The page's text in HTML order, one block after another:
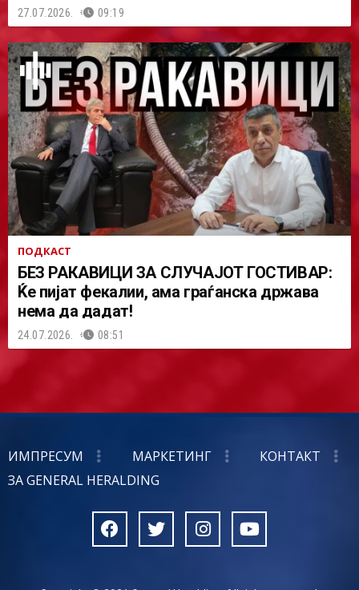
27.07.2026. 09:19
ПОДКАСТ
БЕЗ РАКАВИЦИ ЗА СЛУЧАЈОТ ГОСТИВАР:
Ќе пијат фекалии, ама граѓанска држава
нема да дадат!
24.07.2026. 08:51
ИМПРЕСУМ МАРКЕТИНГ
КОНТАКТ
ЗА GENERAL HERALDING